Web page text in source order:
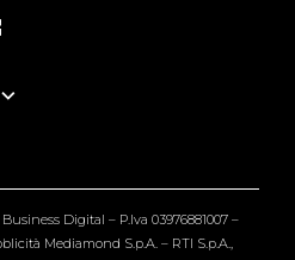
Digital – P.Iva 03976881007 –
Mediamond S.p.A. – RTI S.p.A.,